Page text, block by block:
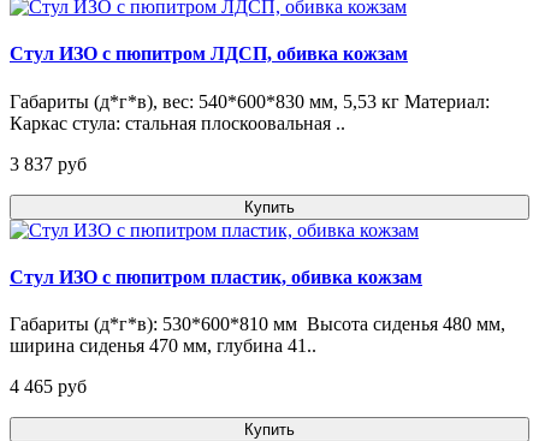
Стул ИЗО с пюпитром ЛДСП, обивка кожзам
Габариты (д*г*в), вес: 540*600*830 мм, 5,53 кг Материал:
Каркас стула: стальная плоскоовальная ..
3 837 pуб
Купить
Стул ИЗО с пюпитром пластик, обивка кожзам
Габариты (д*г*в): 530*600*810 мм Высота сиденья 480 мм,
ширина сиденья 470 мм, глубина 41..
4 465 pуб
Купить